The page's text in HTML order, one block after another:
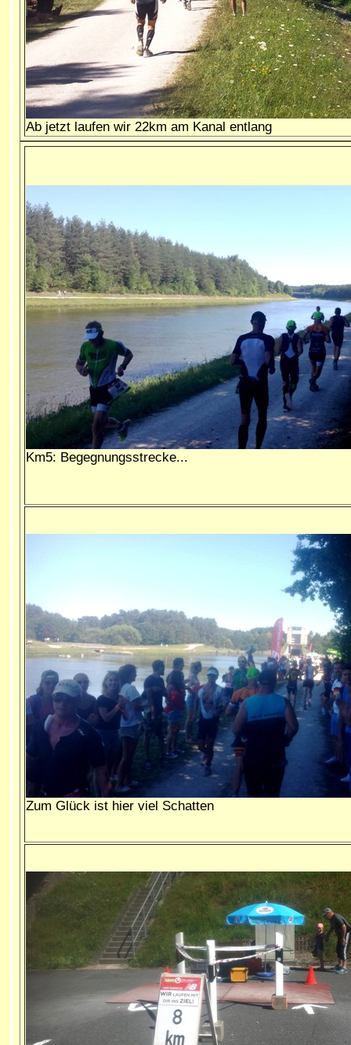
Ab jetzt laufen wir 22km am Kanal entlang
Km5: Begegnungsstrecke...
Zum Glück ist hier viel Schatten